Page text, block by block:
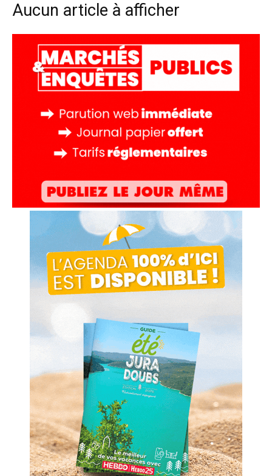
Aucun article à afficher